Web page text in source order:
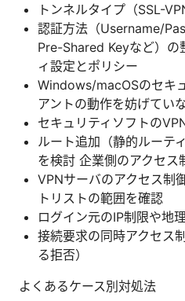
トンネルタイプ（SSL-
認証方法（Username/
Pre-Shared Keyなど）の
ィ設定とポリシー
Windows/macOSのセキ
アントの動作を妨げてい
セキュリティソフトの
ルート追加（静的ルーテ
を検討 企業側のアクセス
VPNサーバのアクセス制
トリストの範囲を確認
ログイン元のIP制限や地
接続要求の同時アクセス
る拒否）
よくあるケース別対処法